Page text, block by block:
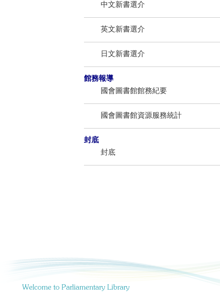
中文新書選介
英文新書選介
日文新書選介
館務報導
國會圖書館館務紀要
國會圖書館資源服務統計
封底
封底